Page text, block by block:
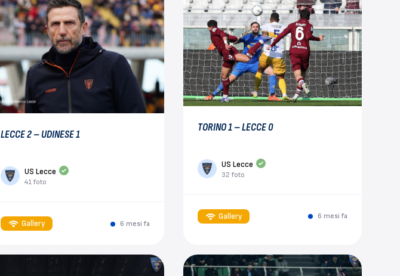
LECCE 2 – UDINESE 1
US Lecce
41 foto
Gallery 6 mesi fa
TORINO 1 – LECCE 0
US Lecce
32 foto
Gallery 6 mesi fa